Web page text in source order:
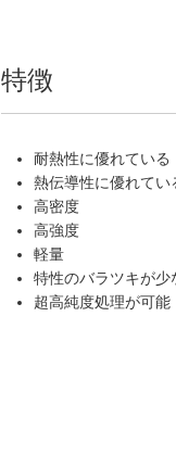
特徴
耐熱性に優れている
熱伝導性に優れてい
高密度
高強度
軽量
特性のバラツキが少
超高純度処理が可能